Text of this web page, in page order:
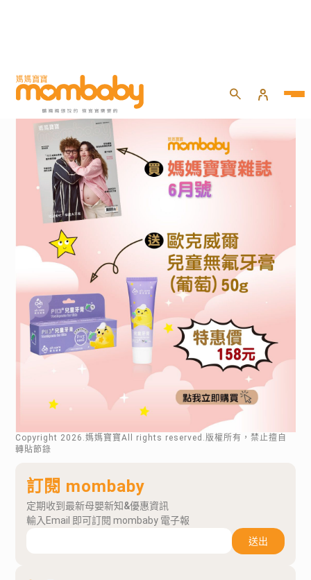
Copyright 2026 .媽媽寶寶All rights reserved.版權所有，禁止擅自
轉貼節錄
訂閱 mombaby
定期收到最新母嬰新知&優惠資訊
輸入Email 即可訂閱 mombaby 電子報
送出